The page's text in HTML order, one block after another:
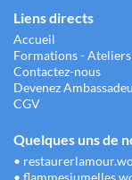
Liens directs
Accueil
Formations - Ateliers
Contactez-nous
Devenez
CGV
Quelques uns de
•